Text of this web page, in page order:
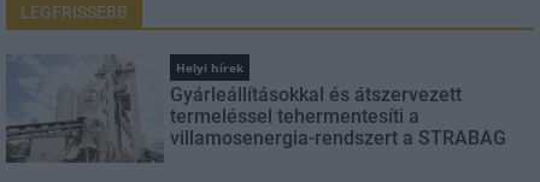
LEGFRISSEBB
Helyi hírek
Gyárleállításokkal és átszervezett
termeléssel tehermentesíti a
villamosenergia-rendszert a STRABAG